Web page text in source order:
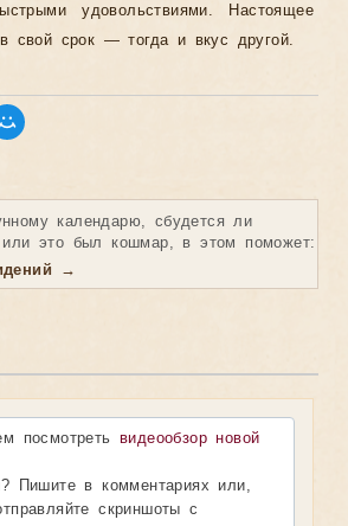
удовольствиями. Настоящее
свой срок — тогда и вкус другой.
календарю, сбудется ли
или это был кошмар, в этом поможет:
→
посмотретьвидеообзор новой
Пишите в комментариях или,
скриншоты с